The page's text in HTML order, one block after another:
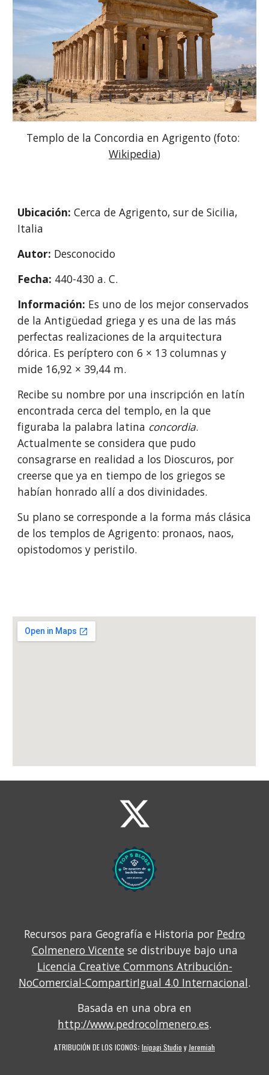
Wikipedia)
Ubicación: Cerca de Agrigento, sur de Sicilia,
Italia
Autor: Desconocido
Fecha: 440-430 a. C.
Información: Es uno de los mejor conservados
de la Antigüedad griega y es una de las más
perfectas realizaciones de la arquitectura
dórica. Es períptero con 6 × 13 columnas y
mide 16,92 × 39,44 m.
Recibe su nombre por una inscripción en latín
encontrada cerca del templo, en la que
figuraba la palabra latina concordia.
Actualmente se considera que pudo
consagrarse en realidad a los Dioscuros, por
creerse que ya en tiempo de los griegos se
habían honrado allí a dos divinidades.
Su plano se corresponde a la forma más clásica
de los templos de Agrigento: pronaos, naos,
opistodomos y peristilo.
Recursos para Geografía e Historia por Pedro
Colmenero Vicente se distribuye bajo una
Licencia Creative Commons Atribución-
NoComercial-CompartirIgual 4.0 Internacional.
Basada en una obra en
http://www.pedrocolmenero.es.
ATRIBUCIÓN DE LOS ICONOS: Inipagi Studio y Jeremiah